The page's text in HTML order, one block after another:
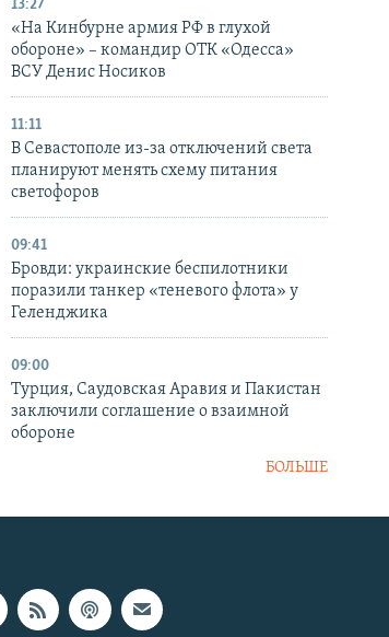
13:27
«На Кинбурне армия РФ в глухой
обороне» – командир ОТК «Одесса»
ВСУ Денис Носиков
11:11
В Севастополе из-за отключений света
планируют менять схему питания
светофоров
09:41
Бровди: украинские беспилотники
поразили танкер «теневого флота» у
Геленджика
09:00
Турция, Саудовская Аравия и Пакистан
заключили соглашение о взаимной
обороне
БОЛЬШЕ